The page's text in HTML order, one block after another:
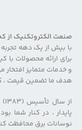
صنعت الکتروتکنیک از
با بیش از یک دهه
برای ارائه محصولات با
و خدمات متمایز افتخار
هدف ما تضمین قیمت ،
پایدار ، در کنار شما
نوسانات برق محافظت